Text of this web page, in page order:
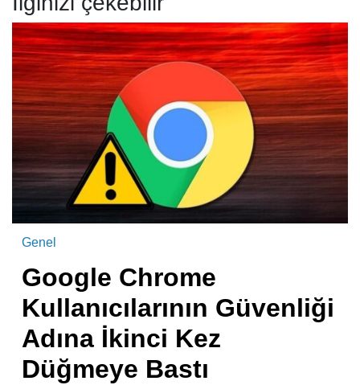
Genel
Google Chrome
Kullanıcılarının Güvenliği
Adına İkinci Kez
Düğmeye Bastı